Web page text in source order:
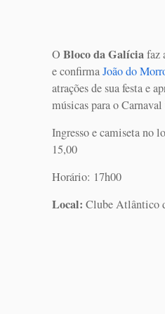
O Bloco da Galíciafaz
e confirmaJoão do
atrações de sua festa e
músicas para o
Ingresso e camiseta no
15,00
Horário: 17h00
Local: Clube Atlântico